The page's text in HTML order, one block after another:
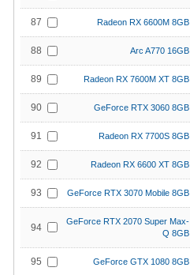
87 Radeon RX 6600M 8GB
88 Arc A770 16GB
89 Radeon RX 7600M XT 8GB
90 GeForce RTX 3060 8GB
91 Radeon RX 7700S 8GB
92 Radeon RX 6600 XT 8GB
93 GeForce RTX 3070 Mobile 8GB
94
GeForce RTX 2070 Super Max-
Q 8GB
95 GeForce GTX 1080 8GB